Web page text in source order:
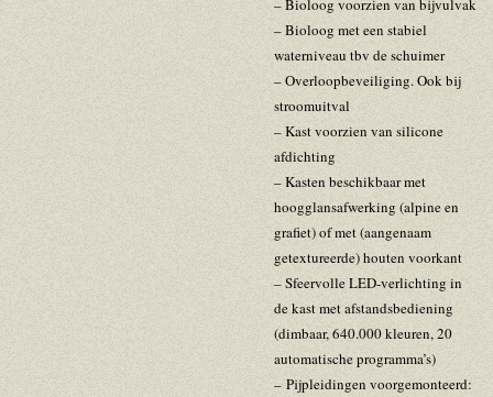
– Bioloog voorzien van bijvulvak
– Bioloog met een stabiel
waterniveau tbv de schuimer
– Overloopbeveiliging. Ook bij
stroomuitval
– Kast voorzien van silicone
afdichting
– Kasten beschikbaar met
hoogglansafwerking (alpine en
grafiet) of met (aangenaam
getextureerde) houten voorkant
– Sfeervolle LED-verlichting in
de kast met afstandsbediening
(dimbaar, 640.000 kleuren, 20
automatische programma’s)
– Pijpleidingen voorgemonteerd: